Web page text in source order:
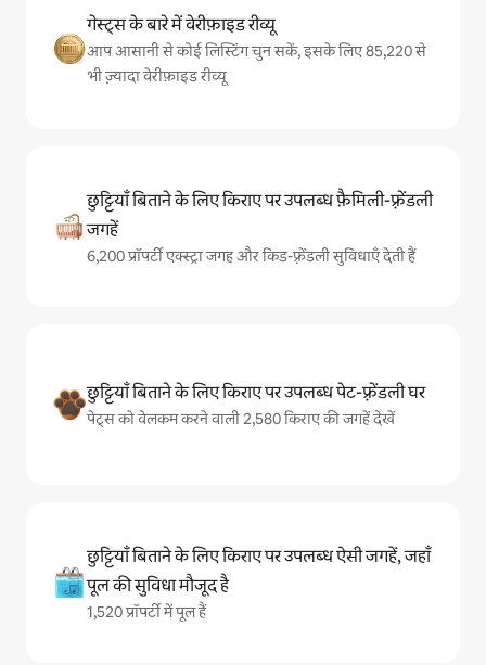
गेस्ट्स के बारे में वेरीफ़ाइड रीव्यू
आप आसानी से कोई लिस्टिंग चुन सकें, इसके लिए 85,220 से
भी ज़्यादा वेरीफ़ाइड रीव्यू
छुट्टियाँ बिताने के लिए किराए पर उपलब्ध फ़ैमिली-फ़्रेंडली
जगहें
6,200 प्रॉपर्टी एक्स्ट्रा जगह और किड-फ़्रेंडली सुविधाएँ देती हैं
छुट्टियाँ बिताने के लिए किराए पर उपलब्ध पेट-फ़्रेंडली घर
पेट्स को वेलकम करने वाली 2,580 किराए की जगहें देखें
छुट्टियाँ बिताने के लिए किराए पर उपलब्ध ऐसी जगहें, जहाँ
पूल की सुविधा मौजूद है
1,520 प्रॉपर्टी में पूल हैं